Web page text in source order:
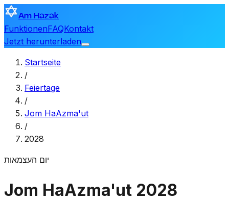
Am Hazak
FunktionenFAQKontakt
Jetzt herunterladen
Startseite
/
Feiertage
/
Jom HaAzma'ut
/
2028
יום העצמאות
Jom HaAzma'ut 2028